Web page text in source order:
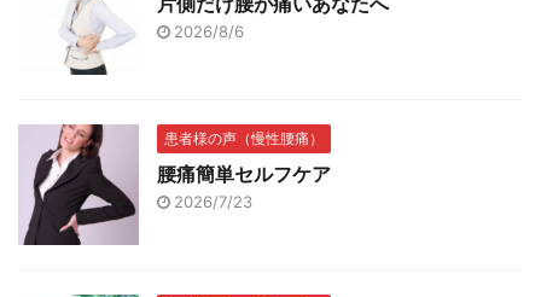
2026/8/6
患者様の声（慢性腰痛）
腰痛簡単セルフケア
2026/7/23